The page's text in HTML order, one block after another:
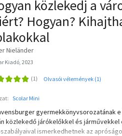
közlekedj a
Hogyan?
Nieländer
Kiadó, 2023
Olvasói vélemények (1)
Scolar Mini
gyermekkönyvsorozatának
közlekedő járókelőkkel és járművekkel
ismerkedhetnek az